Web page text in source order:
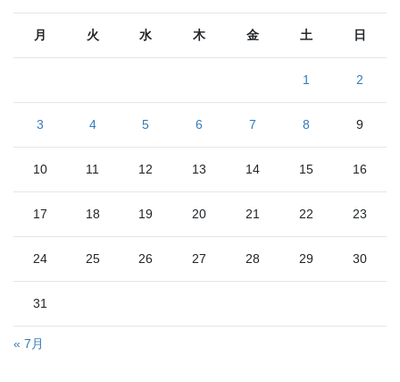
月 火 水 木 金 土 日
1 2
3 4 5 6 7 8 9
10 11 12 13 14 15 16
17 18 19 20 21 22 23
24 25 26 27 28 29 30
31
« 7月